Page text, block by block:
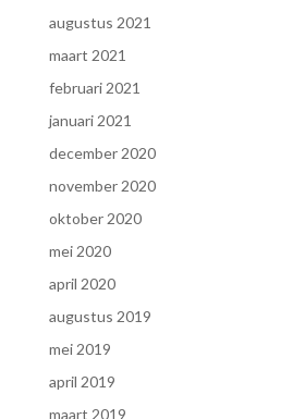
augustus 2021
maart 2021
februari 2021
januari 2021
december 2020
november 2020
oktober 2020
mei 2020
april 2020
augustus 2019
mei 2019
april 2019
maart 2019